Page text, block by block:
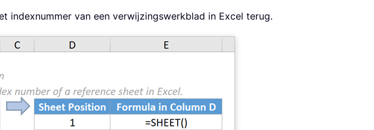
indexnummer van een verwijzingswerkblad in Excel terug.